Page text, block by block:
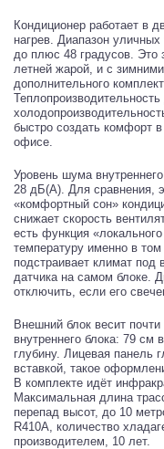
Кондиционер работает в
нагрев. Диапазон
до плюс 48 градусов. Это
летней жарой, и с
дополнительного
Теплопроизводительность
быстро создать комфорт
офисе.
Уровень шума
28 дБ(А). Для сравнения,
«комфортный сон»
снижает скорость
есть функция
температуру именно в
подстраивает климат
датчика на самом блоке.
отключить, если его
Внешний блок весит почти
внутреннего блока: 79
глубину. Лицевая панель
вставкой, такое
В комплекте идёт
Максимальная длина
перепад высот, до 10
R410A, количество
производителем, 10 лет.